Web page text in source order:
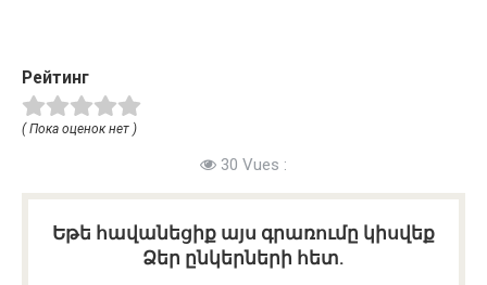
Рейтинг
( Пока оценок нет )
30 Vues :
Եթե հավանեցիք այս գրառումը կիսվեք
Ձեր ընկերների հետ.